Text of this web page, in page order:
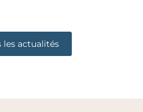
les actualités